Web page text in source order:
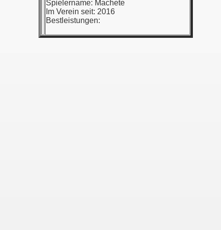
Spielername: Machete
Im Verein seit: 2016
Bestleistungen: